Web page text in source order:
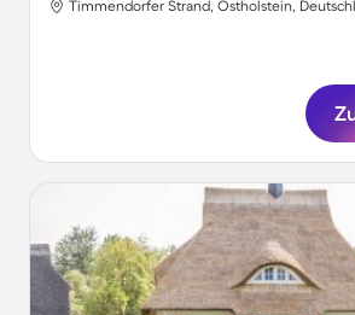
Timmendorfer Strand, Ostholstein,